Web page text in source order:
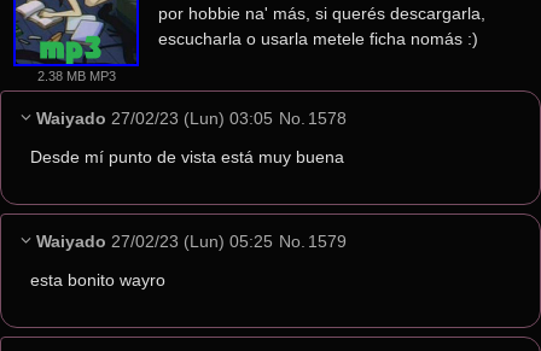
2.38 MB MP3
por hobbie na' más, si querés descargarla,
escucharla o usarla metele ficha nomás :)
Waiyado 27/02/23 (Lun) 03:05 No. 1578
Desde mí punto de vista está muy buena
Waiyado 27/02/23 (Lun) 05:25 No. 1579
esta bonito wayro